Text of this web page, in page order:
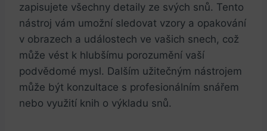
zapisujete všechny detaily ze svých snů. Tento
nástroj vám umožní sledovat vzory a opakování
v obrazech a událostech ve vašich snech, což
může vést k hlubšímu porozumění vaší
podvědomé mysl. Dalším užitečným nástrojem
může být konzultace s profesionálním snářem
nebo využití knih o výkladu snů.